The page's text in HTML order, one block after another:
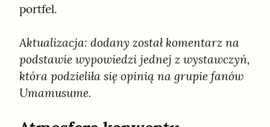
portfel.
Aktualizacja: dodany został komentarz na
podstawie wypowiedzi jednej z wystawczyń,
która podzieliła się opinią na grupie fanów
Umamusume.